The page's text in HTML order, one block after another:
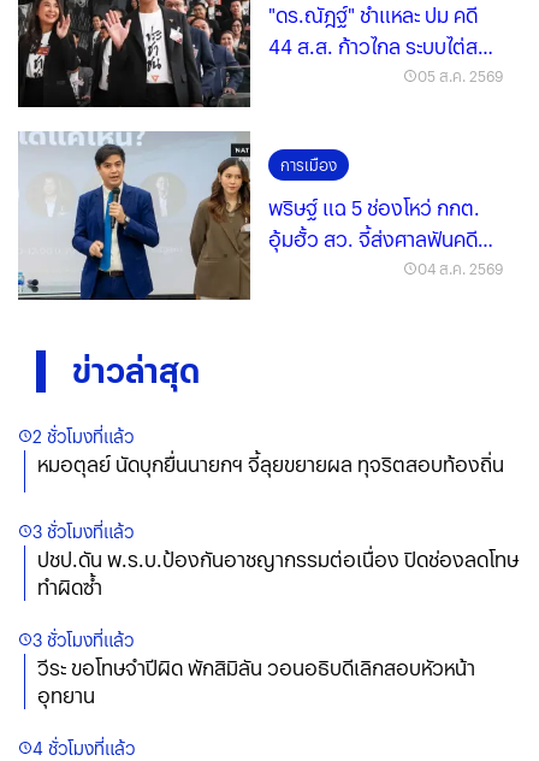
"ดร.ณัฎฐ์" ชำแหละ ปม คดี
44 ส.ส. ก้าวไกล ระบบไต่สวน
05 ส.ค. 2569
การเมือง
พริษฐ์ แฉ 5 ช่องโหว่ กกต.
อุ้มฮั้ว สว. จี้ส่งศาลฟันคดี
04 ส.ค. 2569
ข่าวล่าสุด
2 ชั่วโมงที่แล้ว
หมอตุลย์ นัดบุกยื่นนายกฯ จี้ลุยขยายผล ทุจริตสอบท้องถิ่น
3 ชั่วโมงที่แล้ว
ปชป.ดัน พ.ร.บ.ป้องกันอาชญากรรมต่อเนื่อง ปิดช่องลดโทษ
ทำผิดซ้ำ
3 ชั่วโมงที่แล้ว
วีระ ขอโทษจำปีผิด พักสิมิลัน วอนอธิบดีเลิกสอบหัวหน้า
อุทยาน
4 ชั่วโมงที่แล้ว